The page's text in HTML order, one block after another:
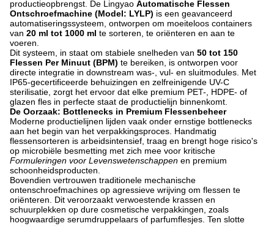
productieopbrengst. De Lingyao Automatische Flessen
Ontschroefmachine (Model: LYLP) is een geavanceerd
automatiseringssysteem, ontworpen om moeiteloos containers
van 20 ml tot 1000 ml te sorteren, te oriënteren en aan te
voeren.
Dit systeem, in staat om stabiele snelheden van 50 tot 150
Flessen Per Minuut (BPM) te bereiken, is ontworpen voor
directe integratie in downstream was-, vul- en sluitmodules. Met
IP65-gecertificeerde behuizingen en zelfreinigende UV-C
sterilisatie, zorgt het ervoor dat elke premium PET-, HDPE- of
glazen fles in perfecte staat de productielijn binnenkomt.
De Oorzaak: Bottlenecks in Premium Flessenbeheer
Moderne productielijnen lijden vaak onder ernstige bottlenecks
aan het begin van het verpakkingsproces. Handmatig
flessensorteren is arbeidsintensief, traag en brengt hoge risico's
op microbiële besmetting met zich mee voor kritische
Formuleringen voor Levenswetenschappen en premium
schoonheidsproducten.
Bovendien vertrouwen traditionele mechanische
ontenschroefmachines op agressieve wrijving om flessen te
oriënteren. Dit veroorzaakt verwoestende krassen en
schuurplekken op dure cosmetische verpakkingen, zoals
hoogwaardige serumdruppelaars of parfumflesjes. Ten slotte